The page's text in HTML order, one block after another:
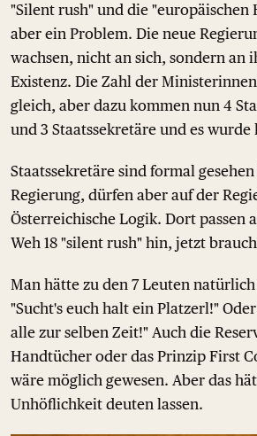
"Silent rush" und die "europäischen
aber ein Problem. Die neue
wachsen, nicht an sich, sondern an
Existenz. Die Zahl der
gleich, aber dazu kommen nun 4
und 3 Staatssekretäre und es
Staatssekretäre sind formal
Regierung, dürfen aber auf der
Österreichische Logik. Dort passen
Weh 18 "silent rush" hin, jetzt
Man hätte zu den 7 Leuten
"Sucht's euch halt ein Platzerl!"
alle zur selben Zeit!" Auch die
Handtücher oder das Prinzip First
wäre möglich gewesen. Aber das
Unhöflichkeit deuten lassen.